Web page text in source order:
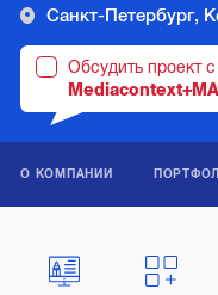
Санкт-Петербург,
Обсудить проект
О КОМПАНИИ